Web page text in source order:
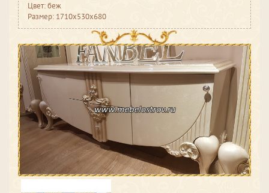
Цвет: беж
Размер: 1710x530x680